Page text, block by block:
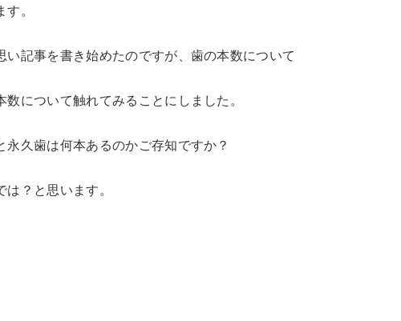
。
記事を書き始めたのですが、歯の本数について
について触れてみることにしました。
久歯は何本あるのかご存知ですか？
？と思います。